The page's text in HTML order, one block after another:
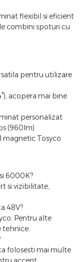
flexibil si eficient
combini spoturi cu
pentru utilizare
acopera mai bine
personalizat
(960lm)
magnetic Tosyco
6000K?
si vizibilitate,
48V?
Pentru alte
tehnice.
folosesti mai multe